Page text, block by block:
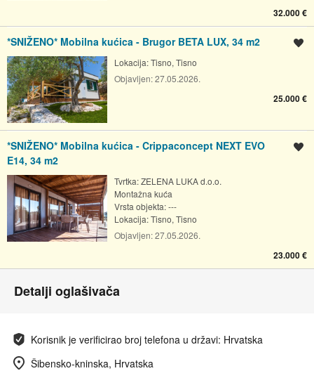
32.000 €
*SNIŽENO* Mobilna kućica - Brugor BETA LUX, 34 m2
Lokacija:Tisno, Tisno
Objavljen:27.05.2026.
25.000 €
*SNIŽENO* Mobilna kućica - Crippaconcept NEXT EVO
E14, 34 m2
Tvrtka: ZELENA LUKA d.o.o.
Montažna kuća
Vrsta objekta: ---
Lokacija:Tisno, Tisno
Objavljen:27.05.2026.
23.000 €
Detalji oglašivača
Korisnik je verificirao broj telefona u državi: Hrvatska
Šibensko-kninska, Hrvatska